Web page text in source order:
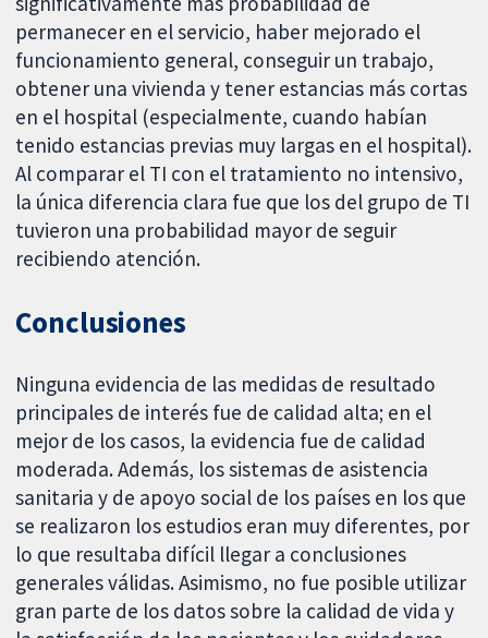
permanecer en el servicio, haber mejorado el
funcionamiento general, conseguir un trabajo,
obtener una vivienda y tener estancias más cortas
en el hospital (especialmente, cuando habían
tenido estancias previas muy largas en el hospital).
Al comparar el TI con el tratamiento no intensivo,
la única diferencia clara fue que los del grupo de TI
tuvieron una probabilidad mayor de seguir
recibiendo atención.
Conclusiones
Ninguna evidencia de las medidas de resultado
principales de interés fue de calidad alta; en el
mejor de los casos, la evidencia fue de calidad
moderada. Además, los sistemas de asistencia
sanitaria y de apoyo social de los países en los que
se realizaron los estudios eran muy diferentes, por
lo que resultaba difícil llegar a conclusiones
generales válidas. Asimismo, no fue posible utilizar
gran parte de los datos sobre la calidad de vida y